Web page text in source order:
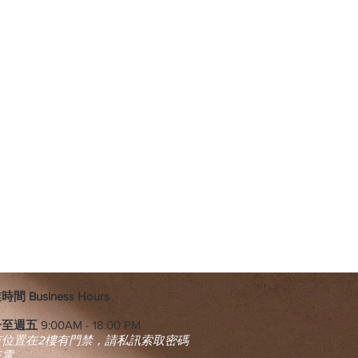
間 Business Hours
週五9:00AM - 18:00 PM
置在2樓有門禁，請私訊索取密碼